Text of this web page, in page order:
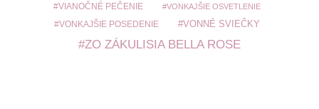
VIANOČNÉ PEČENIE VONKAJŠIE OSVETLENIE
VONKAJŠIE POSEDENIE VONNÉ SVIEČKY
ZO ZÁKULISIA BELLA ROSE